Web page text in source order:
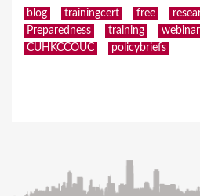
blog trainingcert free
Preparedness
training webinar
CUHKCCOUC
policybriefs